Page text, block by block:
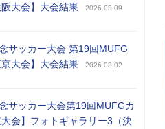
大会】大会結果
2026.03.09
念サッカー大会 第19回MUFG
大会】大会結果
2026.03.02
念サッカー大会第19回MUFGカ
会】フォトギャラリー3（決